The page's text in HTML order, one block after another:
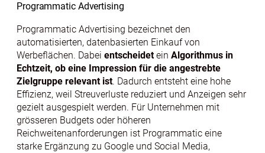
Programmatic Advertising
Programmatic Advertising bezeichnet den
automatisierten, datenbasierten Einkauf von
Werbeflächen. Dabei entscheidetein Algorithmus in
Echtzeit, ob eine Impression für die angestrebte
Zielgruppe relevant ist. Dadurch entsteht eine hohe
Effizienz, weil Streuverluste reduziert und Anzeigen sehr
gezielt ausgespielt werden. Für Unternehmen mit
grösseren Budgets oder höheren
Reichweitenanforderungen ist Programmatic eine
starke Ergänzung zu Google und Social Media,